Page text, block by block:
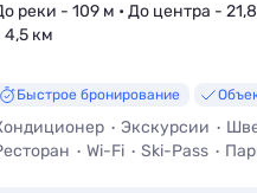
реки - 109 м • До центра -
4,5 км
Быстрое бронирование
Экскурсии
Wi-Fi Ski-Pass